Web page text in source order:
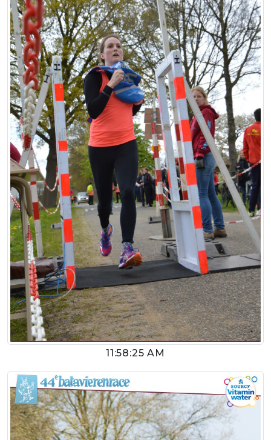
11:58:25 AM